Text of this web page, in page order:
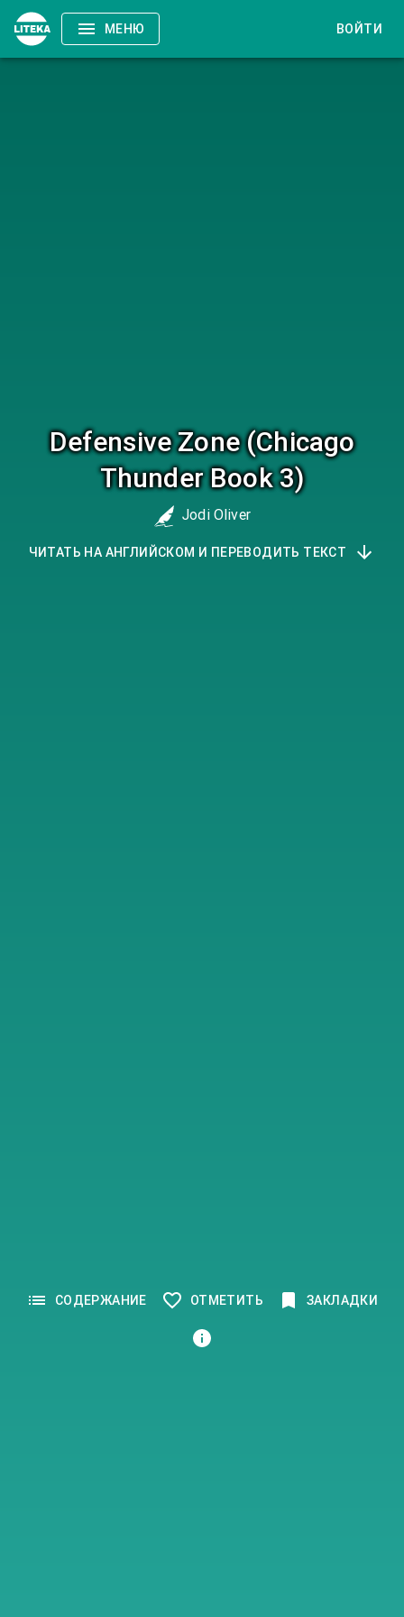
МЕНЮ ВОЙТИ
Defensive Zone (Chicago
Thunder Book 3)
Jodi Oliver
ЧИТАТЬ НА АНГЛИЙСКОМ И ПЕРЕВОДИТЬ ТЕКСТ
СОДЕРЖАНИЕ ОТМЕТИТЬ ЗАКЛАДКИ